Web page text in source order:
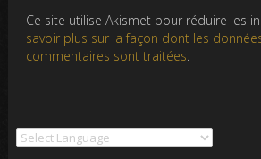
Ce site utilise Akismet pour réduire les
savoir plus sur la façon dont les
commentaires sont traitées.